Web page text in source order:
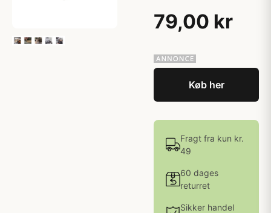
79,00 kr
Køb her
Fragt fra kun kr.
49
60 dages
returret
Sikker handel